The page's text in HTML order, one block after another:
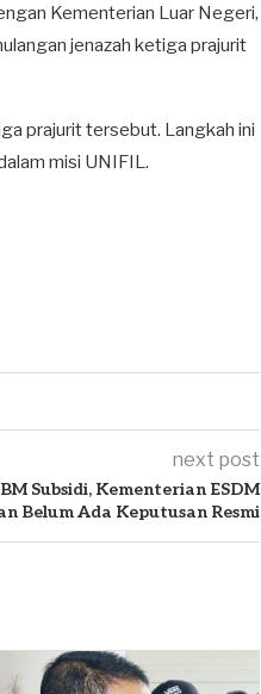
Kementerian Luar Negeri,
jenazah ketiga prajurit
prajurit tersebut. Langkah ini
misi UNIFIL.
next post
Subsidi, Kementerian ESDM
Belum Ada Keputusan Resmi